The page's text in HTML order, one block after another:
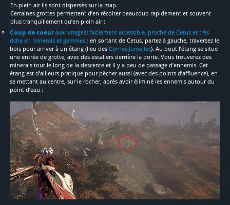
En plein air ils sont dispersés sur la map.
Certaines grottes permettent d’en récolter beaucoup rapidement et souvent
plus tranquillement qu’en plein air :
Coup de coeur(voir Images) facilement accessible, proche de Cetus et très
riche en minerais et gemmes : en sortant de Cetus, partez à gauche, traversez le
bois pour arriver à un étang (lieu desCornes Jumelles). Au bout l’étang se situe
une entrée de grotte, avec des escaliers derrière la porte. Vous trouverez des
minerais tout le long de la descente et il y a peu de passage d’ennemis. Cet
étang est d’ailleurs pratique pour pêcher aussi (avec des points d’affluence), en
se mettant au centre, sur le rocher, après avoir éliminé les ennemis autour du
point d’eau :